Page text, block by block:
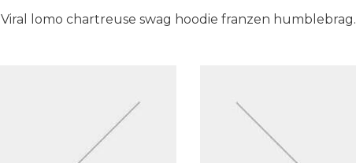
Viral lomo chartreuse swag hoodie franzen humblebrag.